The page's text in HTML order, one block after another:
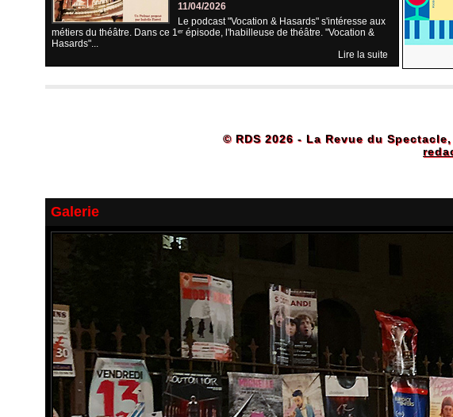
11/04/2026
Le podcast "Vocation & Hasards" s'intéresse aux
métiers du théâtre. Dans ce 1ᵉʳ épisode, l'habilleuse de théâtre. "Vocation &
Hasards"...
Lire la suite
© RDS 2026 - La Revue du
Galerie